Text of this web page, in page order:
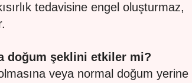
tedavisine engel oluşturmaz,
doğum şeklini etkiler mi?
veya normal doğum yerine